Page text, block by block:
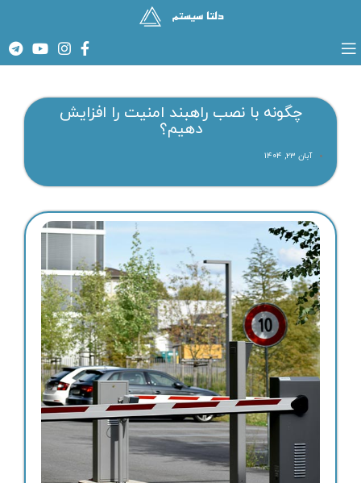
چگونه با نصب راهبند امنیت را افزایش
دهیم؟
آبان ۲۳, ۱۴۰۴